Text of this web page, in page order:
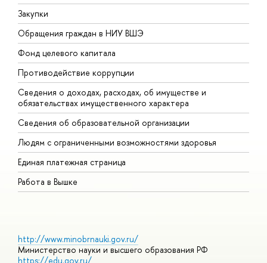
Закупки
Обращения граждан в НИУ ВШЭ
Фонд целевого капитала
Противодействие коррупции
Сведения о доходах, расходах, об имуществе и
обязательствах имущественного характера
Сведения об образовательной организации
Людям с ограниченными возможностями здоровья
Единая платежная страница
Работа в Вышке
http://www.minobrnauki.gov.ru/
Министерство науки и высшего образования РФ
https://edu.gov.ru/